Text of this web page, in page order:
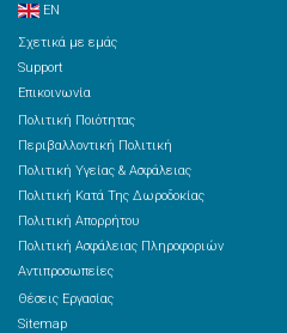
EN
Σχετικά με εμάς
Support
Επικοινωνία
Πολιτική Ποιότητας
Περιβαλλοντική Πολιτική
Πολιτική Υγείας & Ασφάλειας
Πολιτική Κατά Της Δωροδοκίας
Πολιτική Απορρήτου
Πολιτική Ασφάλειας Πληροφοριών
Αντιπροσωπείες
Θέσεις Εργασίας
Sitemap